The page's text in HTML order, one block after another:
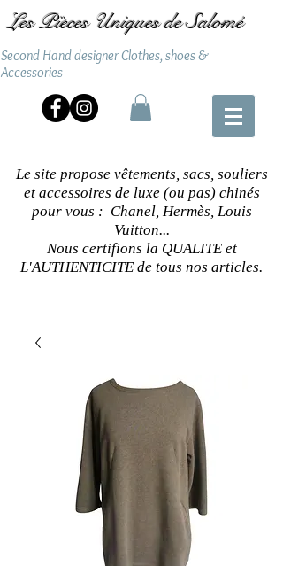
Les Pièces Uniques de Salomé
Second Hand designer Clothes, shoes &
Accessories
Le site propose vêtements, sacs, souliers
et accessoires de luxe (ou pas) chinés
pour vous : Chanel, Hermès, Louis
Vuitton...
Nous certifions la QUALITE et
L'AUTHENTICITE de tous nos articles.